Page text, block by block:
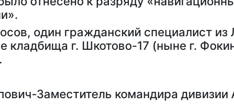
один гражданский специалист из
кладбища г. Шкотово-17 (ныне г.
Заместитель командира